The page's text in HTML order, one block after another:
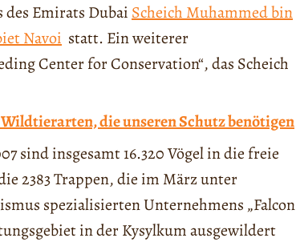
Emirats Dubai Scheich Muhammed bin
Navoi statt. Ein weiterer
Center for Conservation“, das Scheich
die unseren Schutz benötigen
sind insgesamt 16.320 Vögel in die freie
2383 Trappen, die im März unter
spezialisierten Unternehmens „Falcon
in der Kysylkum ausgewildert